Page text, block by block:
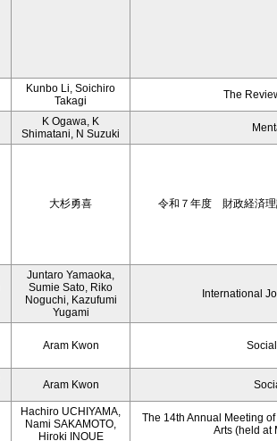
Kunbo Li, Soichiro
Takagi
The
K Ogawa, K
Shimatani, N Suzuki
大杉勇喜 令和７年度 財政経済理
Juntaro Yamaoka,
Sumie Sato, Riko
Noguchi, Kazufumi
Yugami
International
Aram Kwon
Aram Kwon
Hachiro UCHIYAMA,
Nami SAKAMOTO,
Hiroki INOUE
The 14th Annual Meeting
Arts (held at